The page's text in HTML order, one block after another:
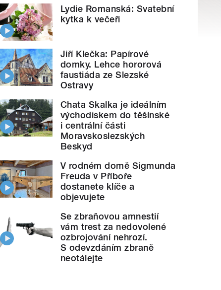
Lydie Romanská: Svatební
kytka k večeři
Jiří Klečka: Papírové
domky. Lehce hororová
faustiáda ze Slezské
Ostravy
Chata Skalka je ideálním
východiskem do těšínské
i centrální části
Moravskoslezských
Beskyd
V rodném domě Sigmunda
Freuda v Příboře
dostanete klíče a
objevujete
Se zbraňovou amnestií
vám trest za nedovolené
ozbrojování nehrozí.
S odevzdáním zbraně
neotálejte